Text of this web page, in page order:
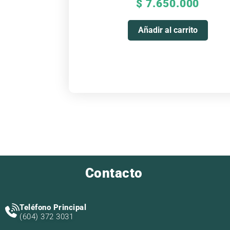
$ 7.650.000
Añadir al carrito
Contacto
Teléfono Principal
(604) 372 3031